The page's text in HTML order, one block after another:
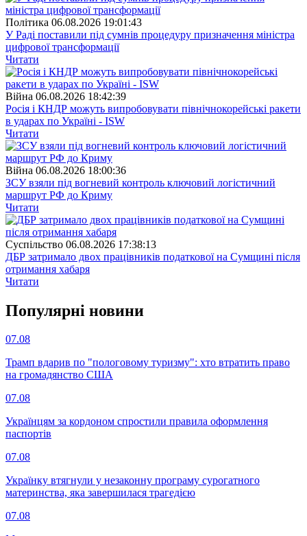
Полiтика 06.08.2026 19:01:43
У Раді поставили під сумнів процедуру призначення міністра
цифрової трансформації
Читати
Війна 06.08.2026 18:42:39
Росія і КНДР можуть випробовувати північнокорейські ракети
в ударах по Україні - ISW
Читати
Війна 06.08.2026 18:00:36
ЗСУ взяли під вогневий контроль ключовий логістичний
маршрут РФ до Криму
Читати
Суспiльство 06.08.2026 17:38:13
ДБР затримало двох працівників податкової на Сумщині після
отримання хабаря
Читати
Популярнi новини
07.08
Трамп вдарив по "пологовому туризму": хто втратить право
на громадянство США
07.08
Українцям за кордоном спростили правила оформлення
паспортів
07.08
Українку втягнули у незаконну програму сурогатного
материнства, яка завершилася трагедією
07.08